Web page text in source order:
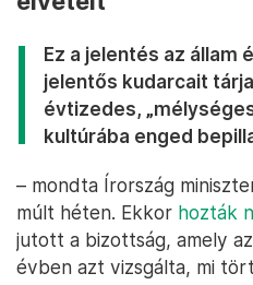
Ez a jelentés az állam
jelentős kudarcait
évtizedes,
kultúrába enged
– mondta Írország
múlt héten. Ekkor hozták
jutott a bizottság, amely
évben azt vizsgálta, mi